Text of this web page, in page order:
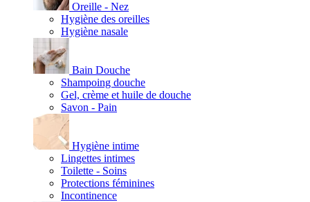
Oreille - Nez
Hygiène des oreilles
Hygiène nasale
Bain Douche
Shampoing douche
Gel, crème et huile de douche
Savon - Pain
Hygiène intime
Lingettes intimes
Toilette - Soins
Protections féminines
Incontinence